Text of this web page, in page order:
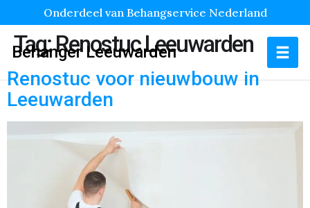
Onderdeel van Behangservice Nederland
Behanger Leeuwarden
Tag:Renostuc Leeuwarden
Renostuc voor nieuwbouw in
Leeuwarden